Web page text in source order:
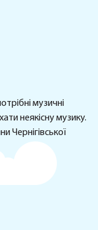
музичні
неякісну музику.
Чернігівської